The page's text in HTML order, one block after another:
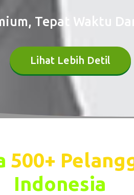
Tepat Waktu
Lihat Lebih Detil
500+
Indonesia